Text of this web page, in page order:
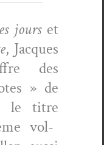
jours et
, Jacques
des
» de
le titre
vol­